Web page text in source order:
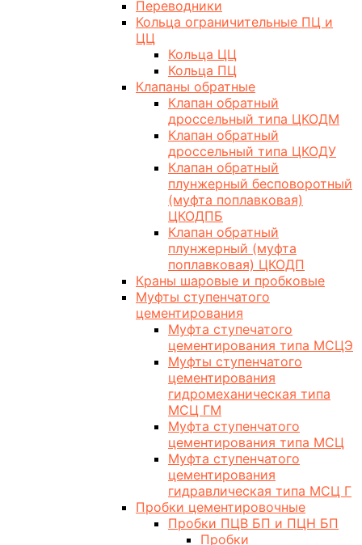
Переводники
Кольца ограничительные ПЦ и
ЦЦ
Кольца ЦЦ
Кольца ПЦ
Клапаны обратные
Клапан обратный
дроссельный типа ЦКОДМ
Клапан обратный
дроссельный типа ЦКОДУ
Клапан обратный
плунжерный бесповоротный
(муфта поплавковая)
ЦКОДПБ
Клапан обратный
плунжерный (муфта
поплавковая) ЦКОДП
Краны шаровые и пробковые
Муфты ступенчатого
цементирования
Муфта ступечатого
цементирования типа МСЦЭ
Муфты ступенчатого
цементирования
гидромеханическая типа
МСЦ ГМ
Муфта ступенчатого
цементирования типа МСЦ
Муфта ступенчатого
цементирования
гидравлическая типа МСЦ Г
Пробки цементировочные
Пробки ПЦВ БП и ПЦН БП
Пробки